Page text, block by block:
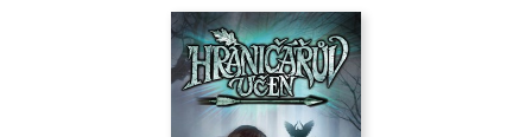
Připravujeme